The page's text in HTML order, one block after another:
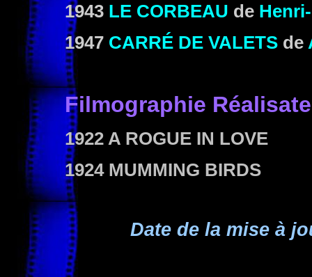
1943 LE CORBEAU de
1947 CARRÉ DE VALETS de
Filmographie
1922 A ROGUE IN LOVE
1924 MUMMING BIRDS
Date de la mise à